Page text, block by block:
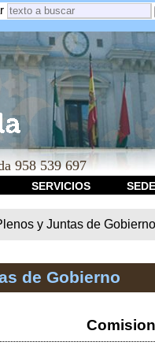
958 539 697
SERVICIOS
y Juntas de Gobierno
de Gobierno